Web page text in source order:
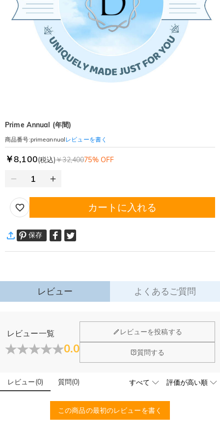
Prime Annual (年間)
商品番号:primeannualレビューを書く
￥8,100(税込)￥32,40075% OFF
カートに入れる
保存
レビュー よくあるご質問
レビュー一覧
0.0
レビューを投稿する
質問する
レビュー(0) 質問(0)
この商品の最初のレビューを書く